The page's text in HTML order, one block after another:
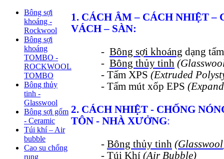
Bông sợi
khoáng -
Rockwool
Bông sợi
khoáng
TOMBO -
ROCKWOOL
TOMBO
Bông thủy
tinh -
Glasswool
Bông sợi gốm
- Ceramic
Túi khí – Air
bubble
Cao su chống
rung
1. CÁCH ÂM – CÁCH NHIỆT –
VÁCH – SÀN:
- Bông sợi khoáng dạng
- Bông thủy tinh
- Tấm XPS (Extruded
- Tấm mút xốp EPS
2. CÁCH NHIỆT - CHỐNG
TÔN - NHÀ XƯỞNG:
- Bông thủy tinh (Glasswool
- Túi Khí (Air Bubble)